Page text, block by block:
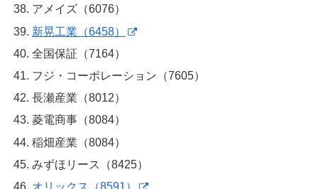
アメイズ（6076）
新晃工業（6458）
全国保証（7164）
フジ・コーポレーション（7605）
長瀬産業（8012）
菱電商事（8084）
稲畑産業（8084）
みずほリース（8425）
オリックス（8591）